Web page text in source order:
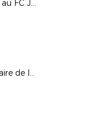
Tour des clubs : étape au FC Joinville Vecqueville
Allianz devient partenaire de la D1 !